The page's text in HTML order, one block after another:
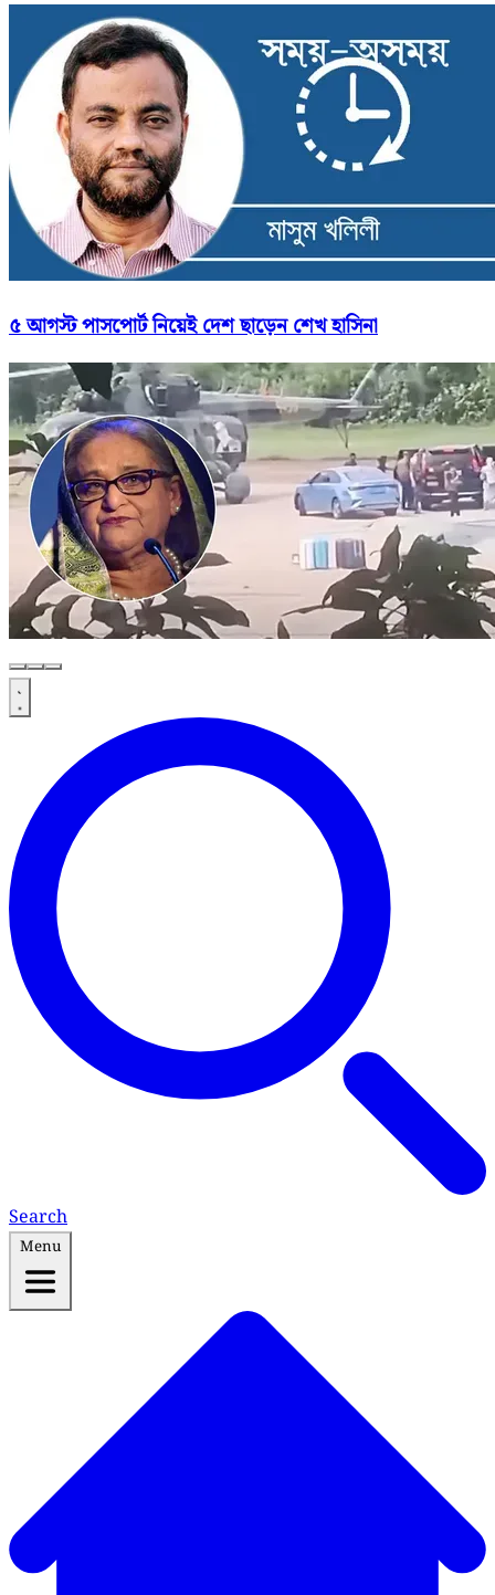
৫ আগস্ট পাসপোর্ট নিয়েই দেশ ছাড়েন শেখ হাসিনা
Search
Menu